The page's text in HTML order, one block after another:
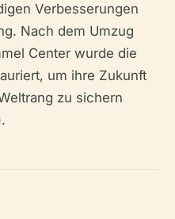
Verbesserungen
Nach dem Umzug
Center wurde die
um ihre Zukunft
zu sichern